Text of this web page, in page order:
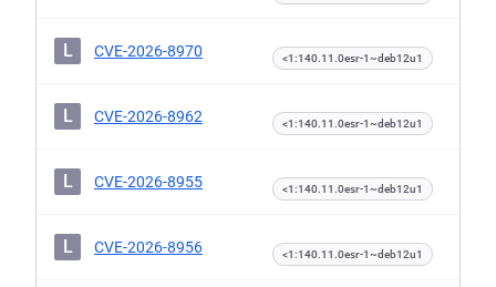
L CVE-2026-8970 <1:140.11.0esr-1~deb12u1
L CVE-2026-8962 <1:140.11.0esr-1~deb12u1
L CVE-2026-8955 <1:140.11.0esr-1~deb12u1
L CVE-2026-8956 <1:140.11.0esr-1~deb12u1